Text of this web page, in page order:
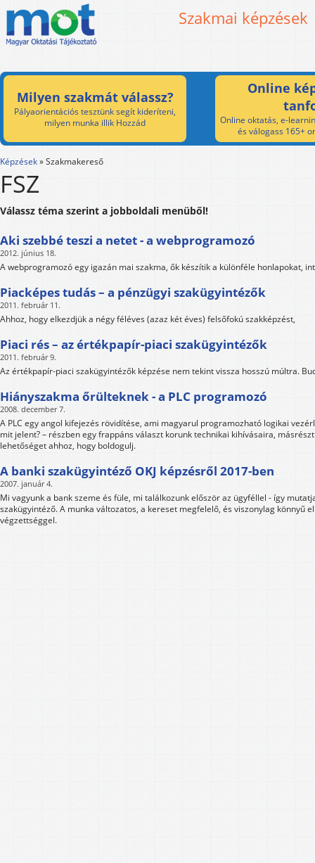
Szakmai képzések
Milyen szakmát válassz?
Pályaorientációs tesztünk segít kideríteni,
milyen munka illik Hozzád
Online
Online oktatás, e-
és válogass 165+
Képzések»Szakmakereső
FSZ
Válassz téma szerint a jobboldali menüből!
Aki szebbé teszi a netet - a webprogramozó
2012. június 18.
A webprogramozó egy igazán mai szakma, ők készítik a különféle honlapokat,
Piacképes tudás – a pénzügyi szakügyintézők
2011. február 11.
Ahhoz, hogy elkezdjük a négy féléves (azaz két éves) felsőfokú szakképzést,
Piaci rés – az értékpapír-piaci szakügyintézők
2011. február 9.
Az értékpapír-piaci szakügyintézők képzése nem tekint vissza hosszú múltra.
Hiányszakma őrülteknek - a PLC programozó
2008. december 7.
A PLC egy angol kifejezés rövidítése, ami magyarul programozható logikai
mit jelent? – részben egy frappáns választ korunk technikai kihívásaira,
lehetőséget ahhoz, hogy boldogulj.
A banki szakügyintéző OKJ képzésről 2017-ben
2007. január 4.
Mi vagyunk a bank szeme és füle, mi találkozunk először az ügyféllel - így
szakügyintéző. A munka változatos, a kereset megfelelő, és viszonylag könnyű
végzettséggel.